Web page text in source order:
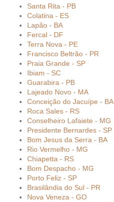
Santa Rita - PB
Colatina - ES
Lapão - BA
Fercal - DF
Terra Nova - PE
Francisco Beltrão - PR
Praia Grande - SP
Ibiam - SC
Guarabira - PB
Lajeado Novo - MA
Conceição do Jacuípe - BA
Roca Sales - RS
Conselheiro Lafaiete - MG
Presidente Bernardes - SP
Bom Jesus da Serra - BA
Rio Vermelho - MG
Chiapetta - RS
Bom Despacho - MG
Porto Feliz - SP
Brasilândia do Sul - PR
Nova Veneza - GO